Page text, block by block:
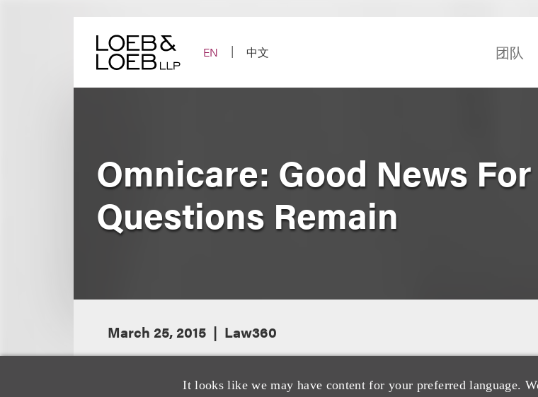
EN
中文 团队
It looks like we may have content for your preferred language.
Omnicare: Good News
Questions Remain
March 25, 2015 Law360